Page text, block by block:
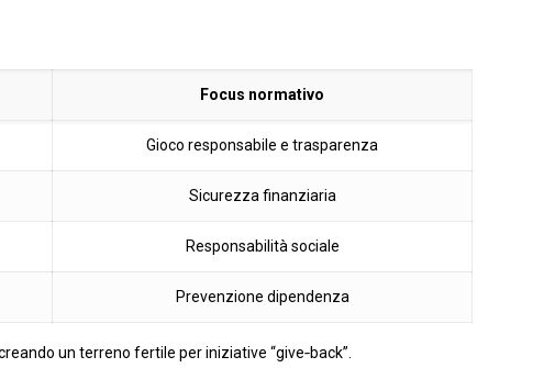
Focus normativo
Gioco responsabile e trasparenza
Sicurezza finanziaria
Responsabilità sociale
Prevenzione dipendenza
un terreno fertile per iniziative “give‑back”.